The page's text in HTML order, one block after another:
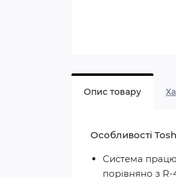
Опис товару
Особливості
Система
порівняно з R-